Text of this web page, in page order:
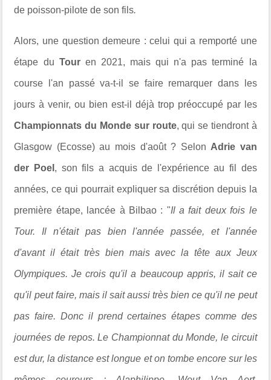
de poisson-pilote de son fils.
Alors, une question demeure : celui qui a remporté une
étape du Tour en 2021, mais qui n'a pas terminé la
course l'an passé va-t-il se faire remarquer dans les
jours à venir, ou bien est-il déjà trop préoccupé par les
Championnats du Monde sur route, qui se tiendront à
Glasgow (Ecosse) au mois d'août ? Selon Adrie van
der Poel , son fils a acquis de l'expérience au fil des
années, ce qui pourrait expliquer sa discrétion depuis la
première étape, lancée à Bilbao : "Il a fait deux fois le
Tour. Il n'était pas bien l'année passée, et l'année
d'avant il était très bien mais avec la tête aux Jeux
Olympiques. Je crois qu'il a beaucoup appris, il sait ce
qu'il peut faire, mais il sait aussi très bien ce qu'il ne peut
pas faire. Donc il prend certaines étapes comme des
journées de repos. Le Championnat du Monde, le circuit
est dur, la distance est longue et on tombe encore sur les